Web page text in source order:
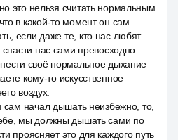
это нельзя считать нормальным
в какой-то момент он сам
если даже те, кто нас любят.
спасти нас сами превосходно
своё нормальное дыхание
кому-то искусственное
воздух.
сам начал дышать неизбежно, то,
мы должны дышать сами по
проясняет это для каждого путь